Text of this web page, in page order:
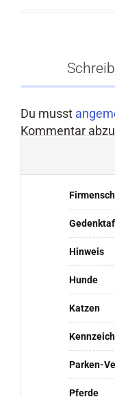
Du musst
Kommentar
Hinweis
Hunde
Katzen
Parken-
Pferde